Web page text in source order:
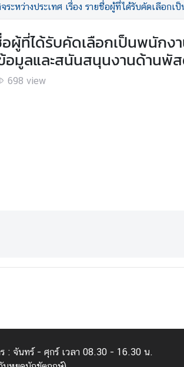
ประเทศ เรื่อง รายชื่อผู้ที่ได้รับคัดเลือกเป็นพนักงานจ้างเหมาบริกา
ผู้ที่ได้รับคัดเลือกเป็นพนักง
อมูลและสนันสนุนงานด้านพั
698 view
: จันทร์ - ศุกร์ เวลา 08.30 - 16.30 น.